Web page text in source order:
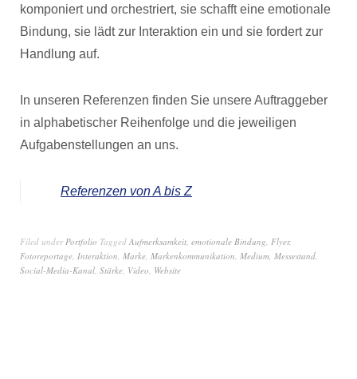
komponiert und orchestriert, sie schafft eine emotionale
Bindung, sie lädt zur Interaktion ein und sie fordert zur
Handlung auf.
In unseren Referenzen finden Sie unsere Auftraggeber
in alphabetischer Reihenfolge und die jeweiligen
Aufgabenstellungen an uns.
Referenzen von A bis Z
Filed underPortfolio Tagged Aufmerksamkeit, emotionale Bindung, Flyer,
Fotoreportage, Interaktion, Marke, Markenkommunikation, Medium, Messestand,
Social-Media-Kanal, Stärke, Video, Website